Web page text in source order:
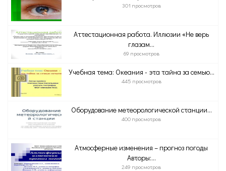
301 просмотров
Аттестационная работа. Иллюзии «Не верь
глазам...
69 просмотров
Учебная тема: Океания - эта тайна за семью...
445 просмотров
Оборудование метеорологической станции...
400 просмотров
Атмосферные изменения – прогноз погоды
Авторы:...
249 просмотров